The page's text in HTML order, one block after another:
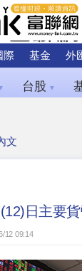
際 基金 外
台股 ▼
文
日主要
12 09:14